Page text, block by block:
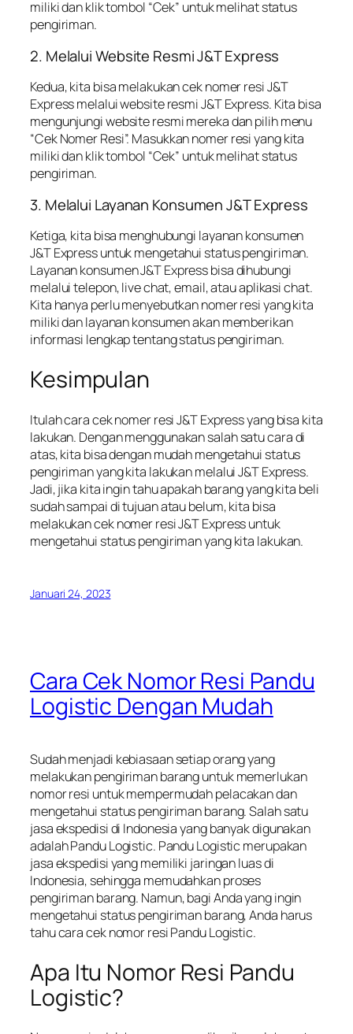
miliki dan klik tombol “Cek” untuk melihat status
pengiriman.
2. Melalui Website Resmi J&T Express
Kedua, kita bisa melakukan cek nomer resi J&T
Express melalui website resmi J&T Express. Kita bisa
mengunjungi website resmi mereka dan pilih menu
“Cek Nomer Resi”. Masukkan nomer resi yang kita
miliki dan klik tombol “Cek” untuk melihat status
pengiriman.
3. Melalui Layanan Konsumen J&T Express
Ketiga, kita bisa menghubungi layanan konsumen
J&T Express untuk mengetahui status pengiriman.
Layanan konsumen J&T Express bisa dihubungi
melalui telepon, live chat, email, atau aplikasi chat.
Kita hanya perlu menyebutkan nomer resi yang kita
miliki dan layanan konsumen akan memberikan
informasi lengkap tentang status pengiriman.
Kesimpulan
Itulah cara cek nomer resi J&T Express yang bisa kita
lakukan. Dengan menggunakan salah satu cara di
atas, kita bisa dengan mudah mengetahui status
pengiriman yang kita lakukan melalui J&T Express.
Jadi, jika kita ingin tahu apakah barang yang kita beli
sudah sampai di tujuan atau belum, kita bisa
melakukan cek nomer resi J&T Express untuk
mengetahui status pengiriman yang kita lakukan.
Januari 24, 2023
Cara Cek Nomor Resi Pandu
Logistic Dengan Mudah
Sudah menjadi kebiasaan setiap orang yang
melakukan pengiriman barang untuk memerlukan
nomor resi untuk mempermudah pelacakan dan
mengetahui status pengiriman barang. Salah satu
jasa ekspedisi di Indonesia yang banyak digunakan
adalah Pandu Logistic. Pandu Logistic merupakan
jasa ekspedisi yang memiliki jaringan luas di
Indonesia, sehingga memudahkan proses
pengiriman barang. Namun, bagi Anda yang ingin
mengetahui status pengiriman barang, Anda harus
tahu cara cek nomor resi Pandu Logistic.
Apa Itu Nomor Resi Pandu
Logistic?